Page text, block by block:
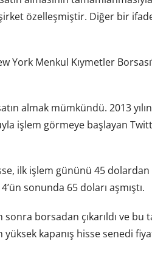
özelleşmiştir. Diğer bir
York Menkul Kıymetler
almak mümkündü. 2013
işlem görmeye başlayan
ilk işlem gününü 45 dolardan
sonunda 65 doları aşmıştı.
borsadan çıkarıldı ve bu
kapanış hisse senedi